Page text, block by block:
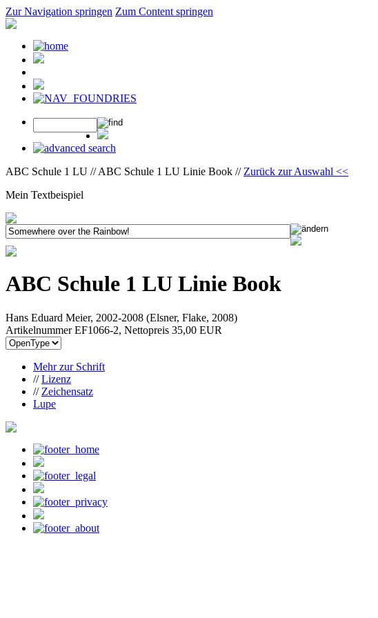
Zur Navigation springen Zum Content springen
ABC Schule 1 LU // ABC Schule 1 LU Linie Book // Zurück zur Auswahl <<
Mein Textbeispiel
ABC Schule 1 LU Linie Book
Hans Eduard Meier, 2002-2008 (Elsner, Flake, 2008)
Artikelnummer EF1066-2, Nettopreis 35,00 EUR
Mehr zur Schrift
//Lizenz
// Zeichensatz
Lupe